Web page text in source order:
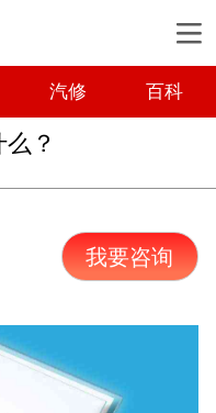
汽修 百科
？
我要咨询